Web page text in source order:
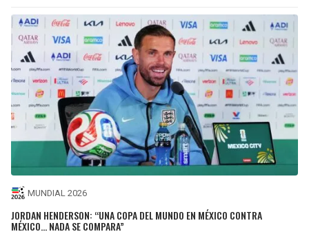
MUNDIAL 2026
JORDAN HENDERSON: “UNA COPA DEL MUNDO EN MÉXICO CONTRA
MÉXICO… NADA SE COMPARA”